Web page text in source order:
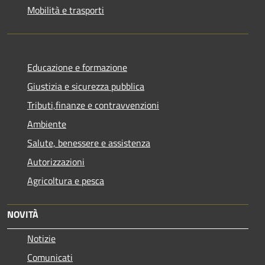
Mobilità e trasporti
Educazione e formazione
Giustizia e sicurezza pubblica
Tributi,finanze e contravvenzioni
Ambiente
Salute, benessere e assistenza
Autorizzazioni
Agricoltura e pesca
NOVITÀ
Notizie
Comunicati